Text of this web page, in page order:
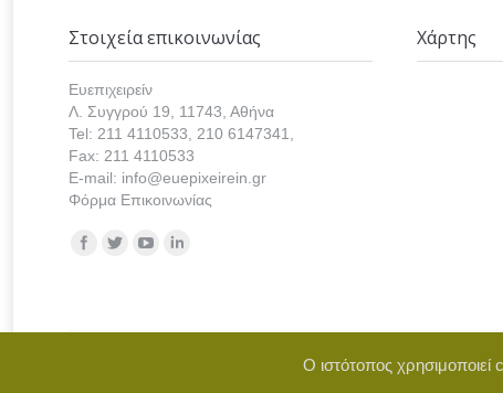
Στοιχεία επικοινωνίας
Ευεπιχειρείν
Λ. Συγγρού 19, 11743, Αθήνα
Tel: 211 4110533, 210 6147341,
Fax: 211 4110533
E-mail: info@euepixeirein.gr
Φόρμα Επικοινωνίας
Find us on:
Χάρτης
Copyright © 2021 euepixeirein.gr | Developed
Ο ιστότοπος χρησιμοποιεί